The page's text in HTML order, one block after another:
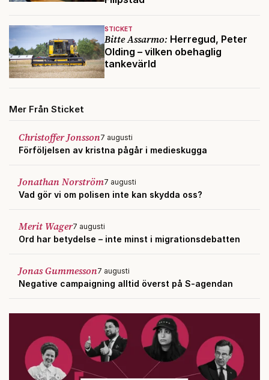
STICKET
Bitte Assarmo: Herregud, Peter
Olding – vilken obehaglig
tankevärld
Mer Från Sticket
Christoffer Jonsson7 augusti
Förföljelsen av kristna pågår i medieskugga
Jonathan Norström7 augusti
Vad gör vi om polisen inte kan skydda oss?
Merit Wager7 augusti
Ord har betydelse – inte minst i migrationsdebatten
Jonas Gummesson7 augusti
Negative campaigning alltid överst på S-agendan